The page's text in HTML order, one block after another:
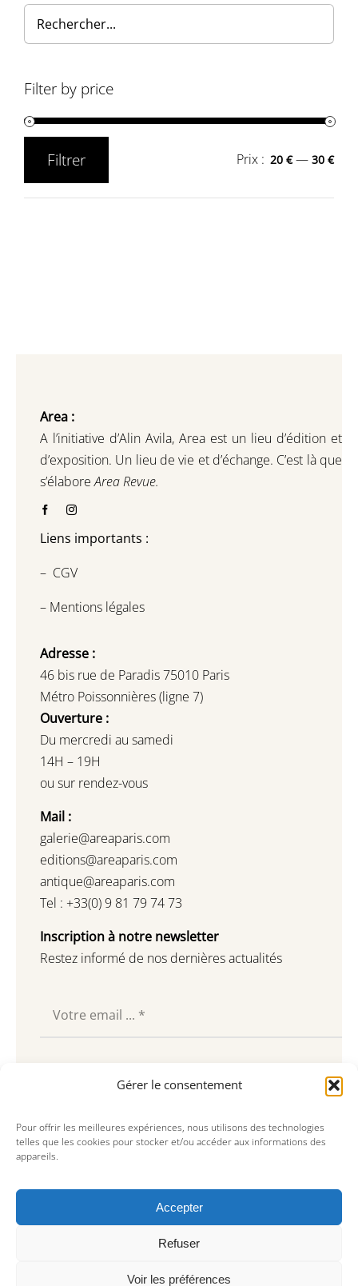
Gérer le consentement
Pour offrir les meilleures expériences, nous utilisons des technologies
telles que les cookies pour stocker et/ou accéder aux informations des
appareils.
Accepter
Refuser
Voir les préférences
Filter by price
Filtrer Prix : 20 €—30 €
Area :
A l’initiative d’Alin Avila, Area est un lieu d’édition et
d’exposition. Un lieu de vie et d’échange. C’est là que
s’élaboreArea Revue.
Liens importants :
– CGV
– Mentions légales
Adresse :
46 bis rue de Paradis 75010 Paris
Métro Poissonnières (ligne 7)
Ouverture :
Du mercredi au samedi
14H – 19H
ou sur rendez-vous
Mail :
galerie@areaparis.com
editions@areaparis.com
antique@areaparis.com
Tel : +33(0) 9 81 79 74 73
Inscription à notre newsletter
Restez informé de nos dernières actualités
Souscrire